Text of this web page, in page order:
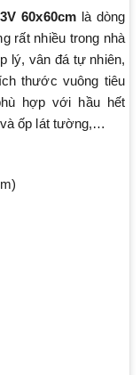
60x60cmlà dòng
rất nhiều trong nhà
lý, vân đá tự nhiên,
thước vuông tiêu
hợp với hầu hết
và ốp lát tường,…